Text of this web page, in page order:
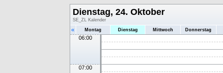
Dienstag, 24. Oktober
SE_ZL Kalender
« Montag Dienstag Mittwoch Donnerstag
06:00
07:00